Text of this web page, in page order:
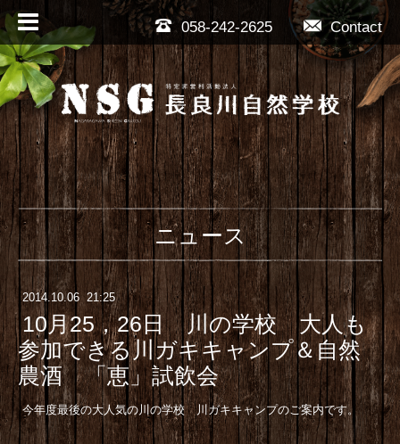
Contact
058-242-2625
ニュース
2014. 10.06 21:25
10月25，26日 川の学校 大人も
参加できる川ガキキャンプ＆自然
農酒 「恵」試飲会
今年度最後の大人気の川の学校 川ガキキャンプのご案内です。